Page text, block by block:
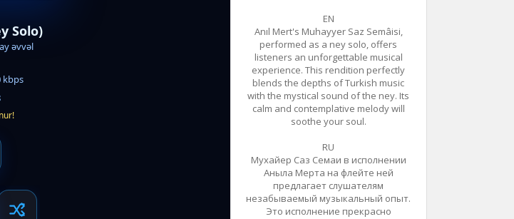
EN
Anıl Mert's Muhayyer Saz Semâisi,
performed as a ney solo, offers
listeners an unforgettable musical
experience. This rendition perfectly
blends the depths of Turkish music
with the mystical sound of the ney. Its
calm and contemplative melody will
soothe your soul.
RU
Мухайер Саз Семаи в исполнении
Аныла Мерта на флейте ней
предлагает слушателям
незабываемый музыкальный опыт.
Это исполнение прекрасно